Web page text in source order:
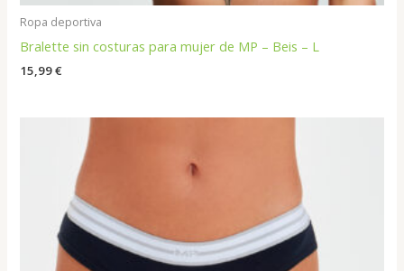
Ropa deportiva
Bralette sin costuras para mujer de MP – Beis – L
15,99€